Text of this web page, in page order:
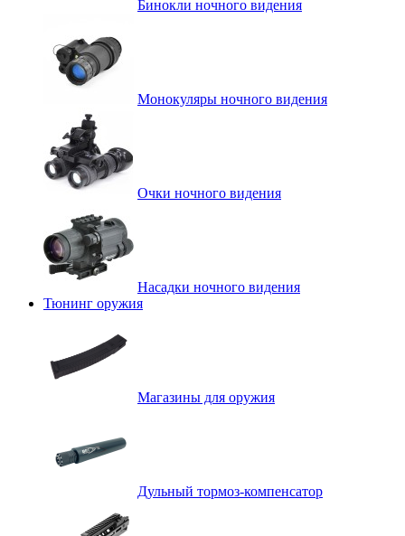
Бинокли ночного видения
Монокуляры ночного видения
Очки ночного видения
Насадки ночного видения
Тюнинг оружия
Магазины для оружия
Дульный тормоз-компенсатор